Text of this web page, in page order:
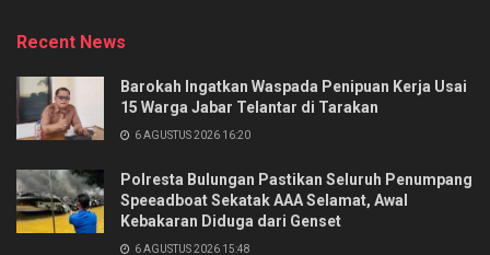
Recent News
Barokah Ingatkan Waspada Penipuan Kerja Usai
15 Warga Jabar Telantar di Tarakan
6 AGUSTUS 2026 16:20
Polresta Bulungan Pastikan Seluruh Penumpang
Speeadboat Sekatak AAA Selamat, Awal
Kebakaran Diduga dari Genset
6 AGUSTUS 2026 15:48